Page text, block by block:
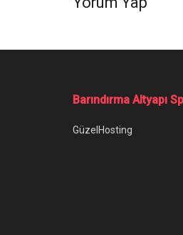
Barındırma Altyapı
GüzelHosting